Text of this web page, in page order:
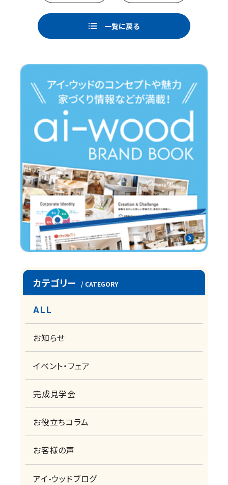
b
o
o
k
一覧に戻る
カテゴリー / CATEGORY
ALL
お知らせ
イベント・フェア
完成見学会
お役立ちコラム
お客様の声
アイ-ウッドブログ